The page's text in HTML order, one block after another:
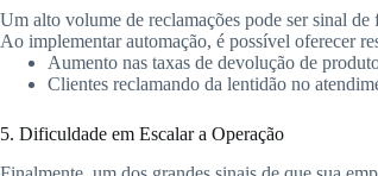
Um alto volume de reclamações pode ser sinal
Ao implementar automação, é possível oferecer
Aumento nas taxas de devolução de
Clientes reclamando da lentidão no
5. Dificuldade em Escalar a Operação